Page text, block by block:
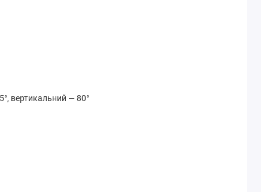
вертикальний — 80°